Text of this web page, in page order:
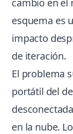
cambio en el
esquema es
impacto
de iteración.
El problema
portátil del
en la nube.